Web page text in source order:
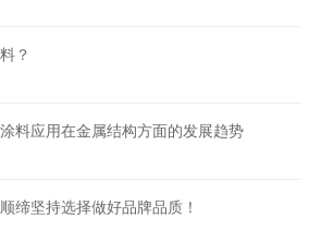
？
料应用在金属结构方面的发展趋势
缔坚持选择做好品牌品质！